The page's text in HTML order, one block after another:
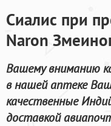
Сиалис при
Naron
Вашему вниманию
в нашей аптеке
качественные
доставкой